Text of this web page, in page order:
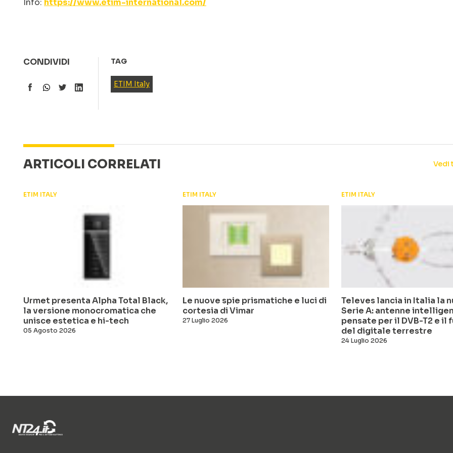
Info: https://www.etim-international.com/
CONDIVIDI TAG
ETIM Italy
ARTICOLI CORRELATI Vedi
ETIM ITALY
Urmet presenta Alpha Total Black,
la versione monocromatica che
unisce estetica e hi-tech
05 Agosto 2026
ETIM ITALY
Le nuove spie prismatiche e luci di
cortesia di Vimar
27 Luglio 2026
ETIM ITALY
Televes lancia in Italia la
Serie A: antenne
pensate per il DVB-T2 e il
del digitale terrestre
24 Luglio 2026